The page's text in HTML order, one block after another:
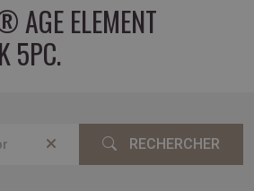
AGE ELEMENT
5PC.
RECHERCHER